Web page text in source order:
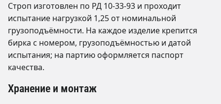
Строп изготовлен по РД 10-33-93 и проходит
испытание нагрузкой 1,25 от номинальной
грузоподъёмности. На каждое изделие крепится
бирка с номером, грузоподъёмностью и датой
испытания; на партию оформляется паспорт
качества.
Хранение и монтаж